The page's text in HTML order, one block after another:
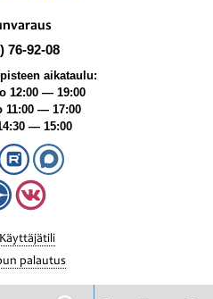
76-92-08
aikataulu:
12:00 — 19:00
11:00 — 17:00
— 15:00
Käyttäjätili
palautus